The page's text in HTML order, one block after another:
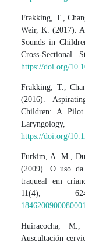
Frakking, T.,
Weir, K. (2017).
Sounds in
Cross-Sectional
https://doi.org/
Frakking, T.,
(2016).
Children: A
https://doi.org/
Furkim, A. M.,
(2009). O uso da
traqueal em
11(4),
Huiracocha,
Auscultación